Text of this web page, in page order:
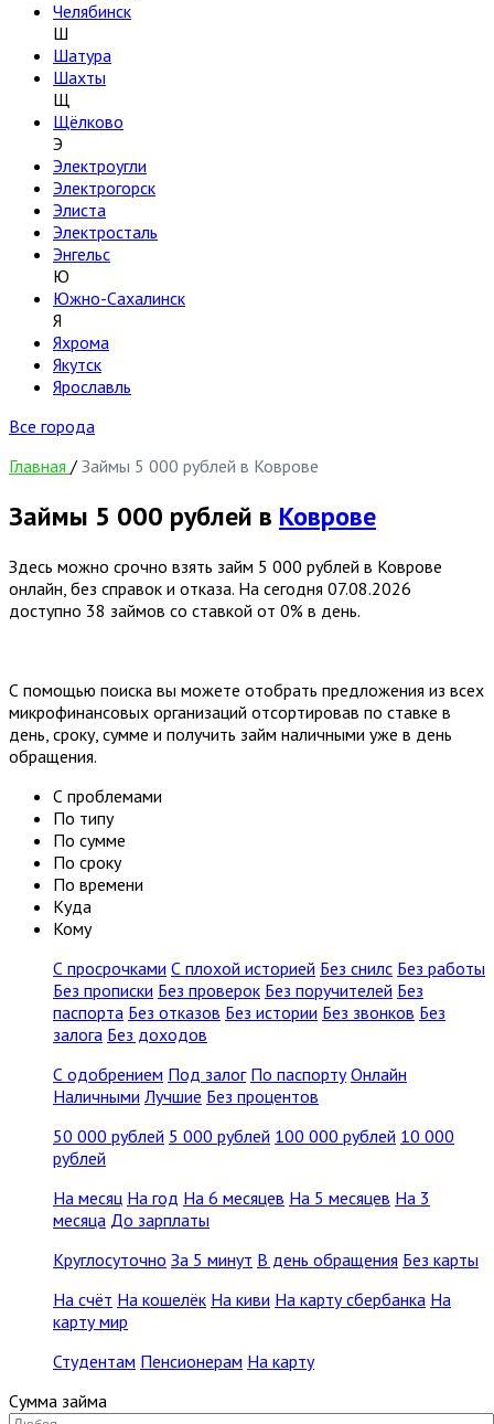
Челябинск
Ш
Шатура
Шахты
Щ
Щёлково
Э
Электроугли
Электрогорск
Элиста
Электросталь
Энгельс
Ю
Южно-Сахалинск
Я
Яхрома
Якутск
Ярославль
Все города
Главная / Займы 5 000 рублей в Коврове
Займы 5 000 рублей в Коврове
Здесь можно срочно взять займ 5 000 рублей в Коврове
онлайн, без справок и отказа. На сегодня 07.08.2026
доступно 38 займов со ставкой от 0% в день.
С помощью поиска вы можете отобрать предложения из всех
микрофинансовых организаций отсортировав по ставке в
день, сроку, сумме и получить займ наличными уже в день
обращения.
С проблемами
По типу
По сумме
По сроку
По времени
Куда
Кому
С просрочками С плохой историей Без снилс Без работы
Без прописки Без проверок Без поручителей Без
паспорта Без отказов Без истории Без звонков Без
залога Без доходов
С одобрением Под залог По паспорту Онлайн
Наличными Лучшие Без процентов
50 000 рублей 5 000 рублей 100 000 рублей 10 000
рублей
На месяц На год На 6 месяцев На 5 месяцев На 3
месяца До зарплаты
Круглосуточно За 5 минут В день обращения Без карты
На счёт На кошелёк На киви На карту сбербанка На
карту мир
Студентам Пенсионерам На карту
Сумма займа